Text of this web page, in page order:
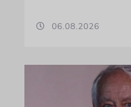
06.08.2026